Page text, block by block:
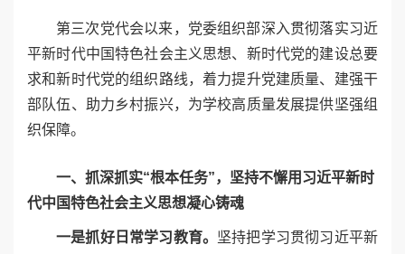
第三次党代会以来，党委组织部深入贯彻落实习近
平新时代中国特色社会主义思想、新时代党的建设总要
求和新时代党的组织路线，着力提升党建质量、建强干
部队伍、助力乡村振兴，为学校高质量发展提供坚强组
织保障。
一、抓深抓实“根本任务”，坚持不懈用习近平新时
代中国特色社会主义思想凝心铸魂
一是抓好日常学习教育。 坚持把学习贯彻习近平新